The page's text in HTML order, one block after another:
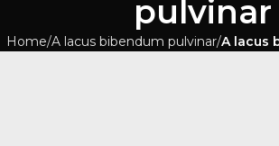
pulvinar
Home A lacus bibendum pulvinar A lacus